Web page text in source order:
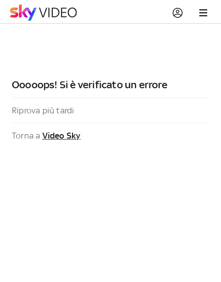
Ooooops! Si è verificato un errore
Riprova più tardi
Torna a Video Sky